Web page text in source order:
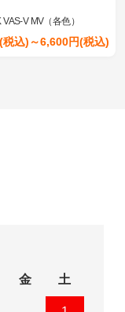
VAS-V MV（各色）
込)～6,600円(税込)
金 土